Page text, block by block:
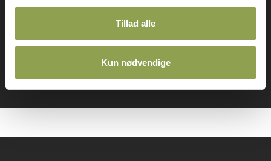
Tillad alle
Kun nødvendige
Bliv medlem ➜